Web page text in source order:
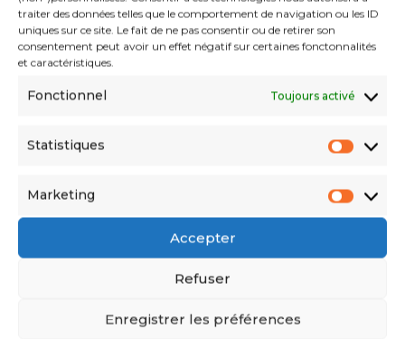
traiter des données telles que le comportement de navigation ou les ID
uniques sur ce site. Le fait de ne pas consentir ou de retirer son
consentement peut avoir un effet négatif sur certaines fonctonnalités
et caractéristiques.
Fonctionnel Toujours activé
Statistiques
Marketing
Accepter
Refuser
Enregistrer les préférences
évènements. Il évoque l’assassinat de Cheb
Hasni de son vrai nom Hasni Chakroun, le
29 septembre 1994 à l’âge de 26 ans.«
Il venait d’enregistrer chez un ami l’album
où figurait en vedette la célèbre chanson
El Berraka. Après cet album, nous avons
commencé à enregistrer ensemble. Je lui
proposais des thématiques. Je l’ai aidé à
faire sa première télévision. C’était au